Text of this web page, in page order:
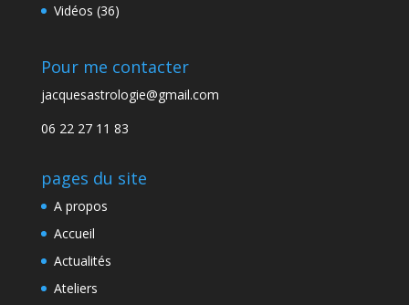
Vidéos (36)
Pour me contacter
jacquesastrologie@gmail.com
06 22 27 11 83
pages du site
A propos
Accueil
Actualités
Ateliers